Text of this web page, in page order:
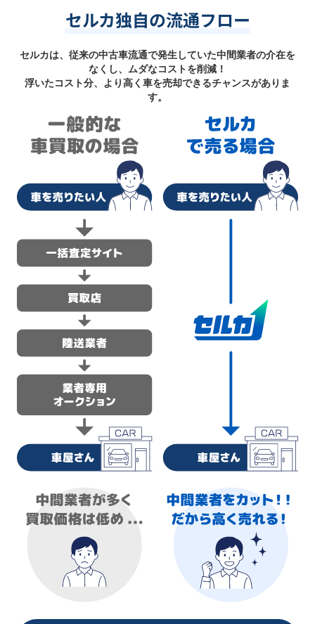
セルカ独自の流通フロー
セルカは、従来の中古車流通で発生していた中間業者の介在を
なくし、ムダなコストを削減！
浮いたコスト分、より高く車を売却できるチャンスがありま
す。